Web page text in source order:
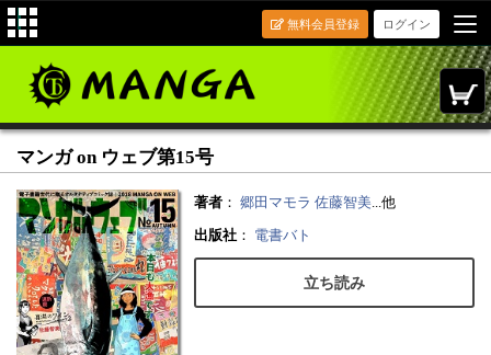
ログイン
無料会員登録
マンガ on ウェブ第15号
著者 ： 郷田マモラ 佐藤智美...他
出版社 ： 電書バト
立ち読み